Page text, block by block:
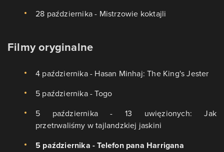
28 października - Mistrzowie koktajli
Filmy oryginalne
4 października - Hasan Minhaj: The King's Jester
5 października - Togo
5 października - 13 uwięzionych: Jak
przetrwaliśmy w tajlandzkiej jaskini
5 października - Telefon pana Harrigana